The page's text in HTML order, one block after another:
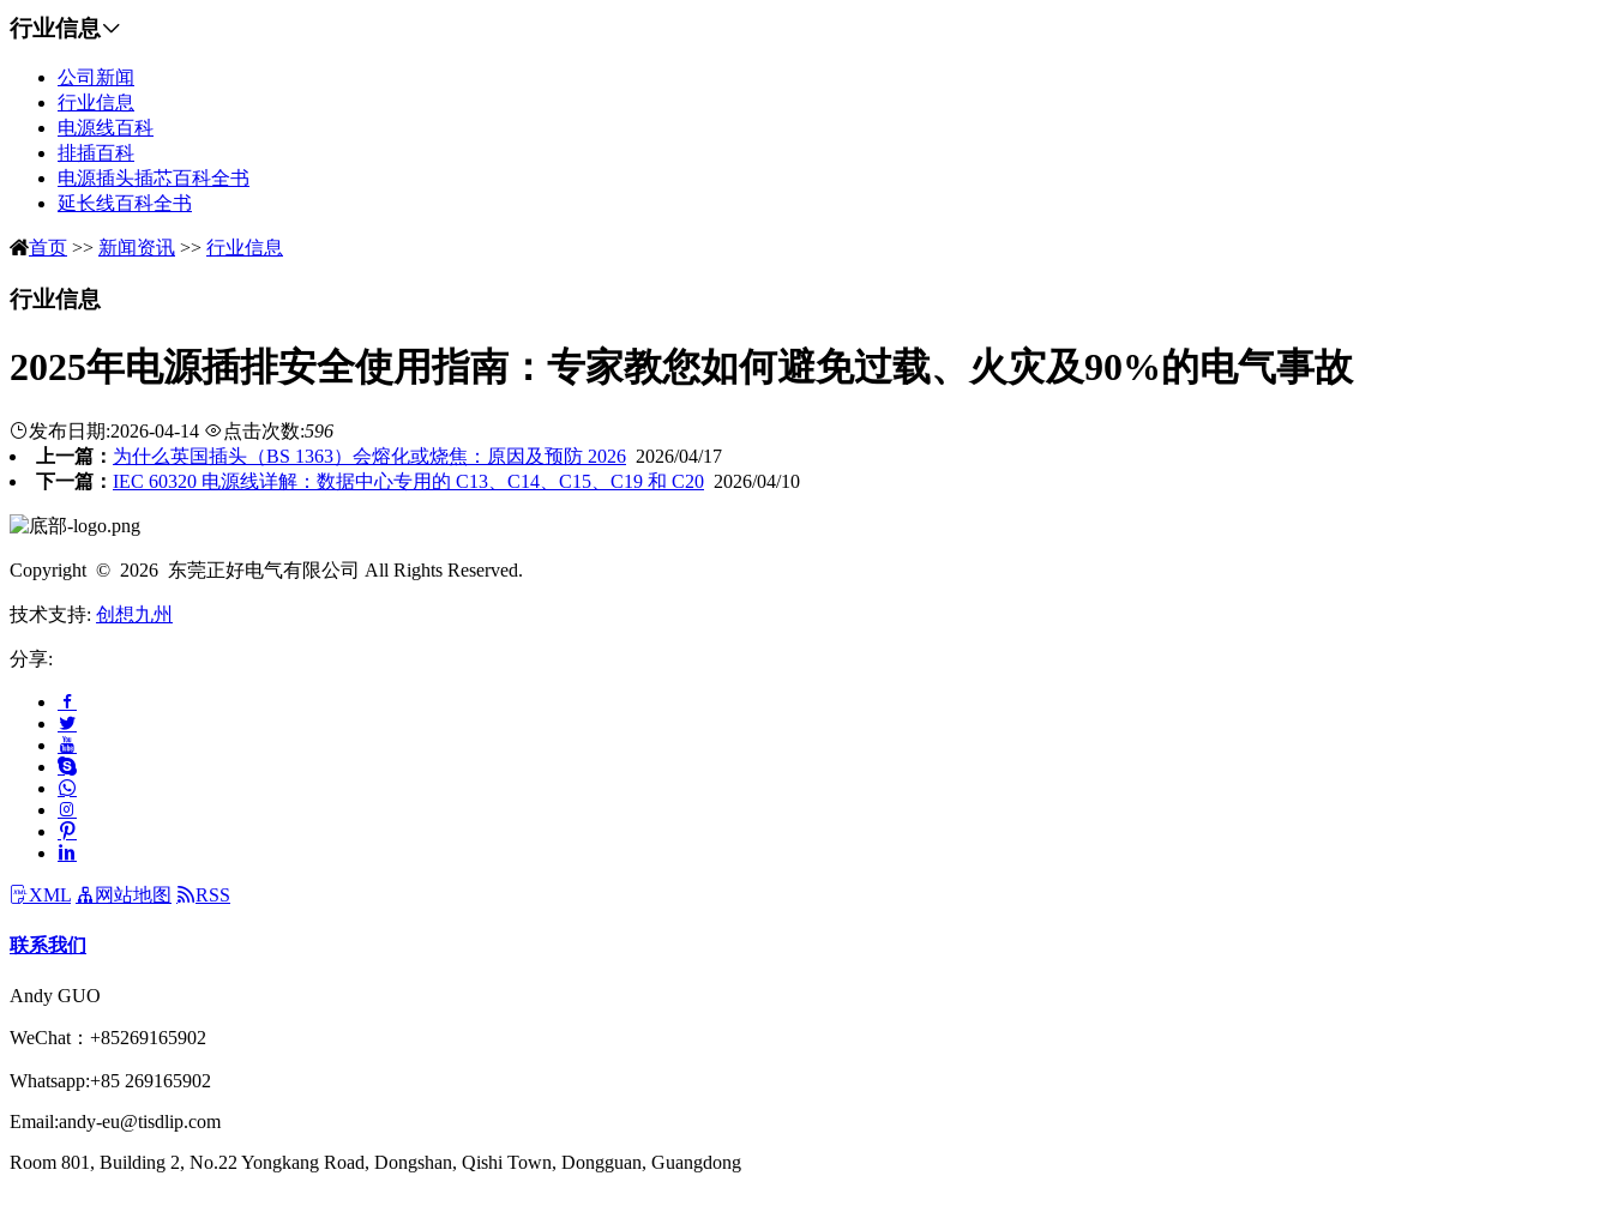
行业信息
公司新闻
行业信息
电源线百科
排插百科
电源插头插芯百科全书
延长线百科全书
首页 >> 新闻资讯 >> 行业信息
行业信息
2025年电源插排安全使用指南：专家教您如何避免过载、火灾及90%的电气事故
发布日期:2026-04-14 点击次数:596
上一篇： 为什么英国插头（BS 1363）会熔化或烧焦：原因及预防 2026 2026/04/17
下一篇： IEC 60320 电源线详解：数据中心专用的 C13、C14、C15、C19 和 C20 2026/04/10
Copyright © 2026 东莞正好电气有限公司 All Rights Reserved.
技术支持: 创想九州
分享:
XML 网站地图 RSS
联系我们
Andy GUO
WeChat：+85269165902
Whatsapp:+85 269165902
Email:andy-eu@tisdlip.com
Room 801, Building 2, No.22 Yongkang Road, Dongshan, Qishi Town, Dongguan, Guangdong